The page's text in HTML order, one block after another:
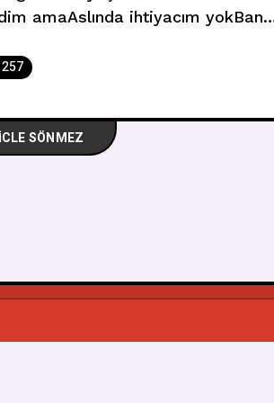
amaAslında ihtiyacım yokBana
ben sen
257
SÖNMEZ